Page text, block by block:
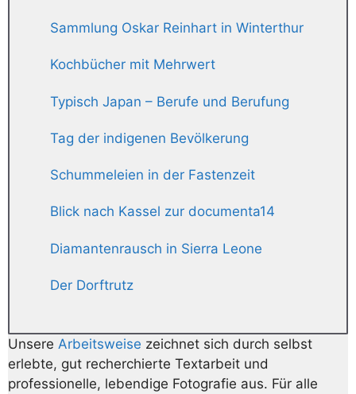
Sammlung Oskar Reinhart in Winterthur
Kochbücher mit Mehrwert
Typisch Japan – Berufe und Berufung
Tag der indigenen Bevölkerung
Schummeleien in der Fastenzeit
Blick nach Kassel zur documenta14
Diamantenrausch in Sierra Leone
Der Dorftrutz
Unsere Arbeitsweise zeichnet sich durch selbst
erlebte, gut recherchierte Textarbeit und
professionelle, lebendige Fotografie aus. Für alle